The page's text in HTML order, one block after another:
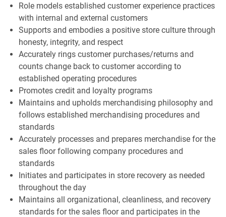
Role models established customer experience practices
with internal and external customers
Supports and embodies a positive store culture through
honesty, integrity, and respect
Accurately rings customer purchases/returns and
counts change back to customer according to
established operating procedures
Promotes credit and loyalty programs
Maintains and upholds merchandising philosophy and
follows established merchandising procedures and
standards
Accurately processes and prepares merchandise for the
sales floor following company procedures and
standards
Initiates and participates in store recovery as needed
throughout the day
Maintains all organizational, cleanliness, and recovery
standards for the sales floor and participates in the